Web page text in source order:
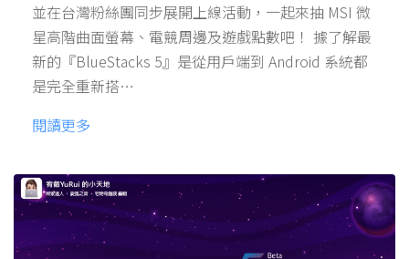
並在台灣粉絲團同步展開上線活動，一起來抽 MSI 微
星高階曲面螢幕、電競周邊及遊戲點數吧！ 據了解最
新的『BlueStacks 5』是從用戶端到 Android 系統都
是完全重新搭…
閱讀更多